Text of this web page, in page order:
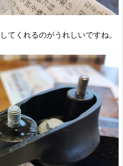
てくれるのがうれしいですね。